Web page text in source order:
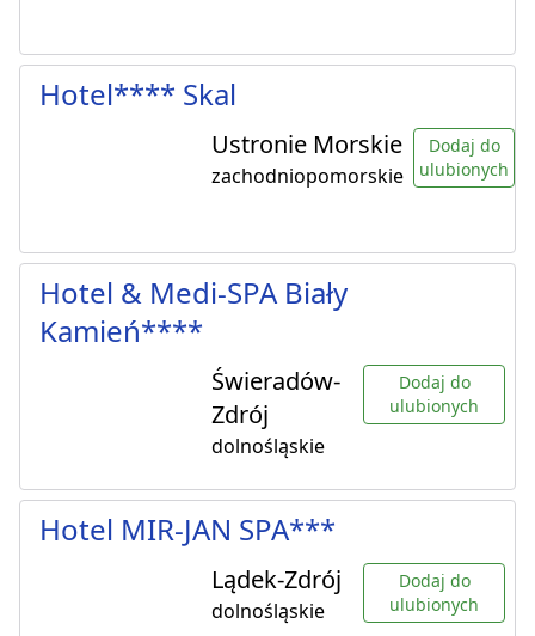
Hotel**** Skal
Ustronie Morskie
zachodniopomorskie
Dodaj do
ulubionych
Hotel & Medi-SPA Biały
Kamień****
Świeradów-
Zdrój
dolnośląskie
Dodaj do
ulubionych
Hotel MIR-JAN SPA***
Lądek-Zdrój
dolnośląskie
Dodaj do
ulubionych